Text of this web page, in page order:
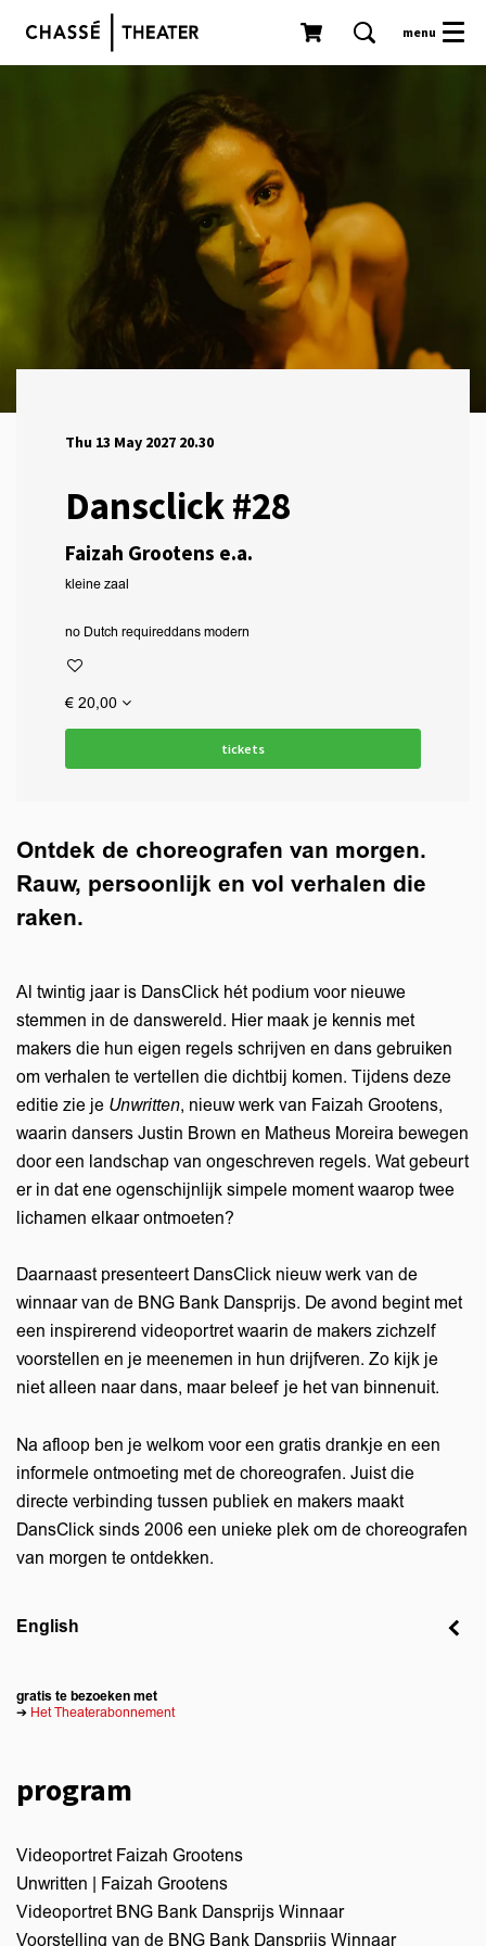
menu
Dansclick #28
Faizah Grootens e.a.
Thu 13 May 2027 20.30
kleine zaal
no Dutch requireddans modern
€ 20,00
tickets
Ontdek de choreografen van morgen.
Rauw, persoonlijk en vol verhalen die
raken.
Al twintig jaar is DansClick hét podium voor nieuwe
stemmen in de danswereld. Hier maak je kennis met
makers die hun eigen regels schrijven en dans gebruiken
om verhalen te vertellen die dichtbij komen. Tijdens deze
editie zie je Unwritten, nieuw werk van Faizah Grootens,
waarin dansers Justin Brown en Matheus Moreira bewegen
door een landschap van ongeschreven regels. Wat gebeurt
er in dat ene ogenschijnlijk simpele moment waarop twee
lichamen elkaar ontmoeten?
Daarnaast presenteert DansClick nieuw werk van de
winnaar van de BNG Bank Dansprijs. De avond begint met
een inspirerend videoportret waarin de makers zichzelf
voorstellen en je meenemen in hun drijfveren. Zo kijk je
niet alleen naar dans, maar beleef je het van binnenuit.
Na afloop ben je welkom voor een gratis drankje en een
informele ontmoeting met de choreografen. Juist die
directe verbinding tussen publiek en makers maakt
DansClick sinds 2006 een unieke plek om de choreografen
van morgen te ontdekken.
English
gratis te bezoeken met
➔ Het Theaterabonnement
program
Videoportret Faizah Grootens
Unwritten | Faizah Grootens
Videoportret BNG Bank Dansprijs Winnaar
Voorstelling van de BNG Bank Dansprijs Winnaar